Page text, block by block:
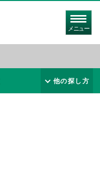
メニュー
他の探し方